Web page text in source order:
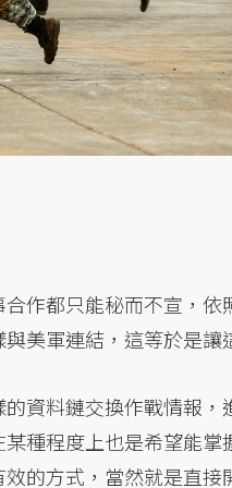
作都只能秘而不宣，
美軍連結，這等於是讓
資料鏈交換作戰情報
種程度上也是希望能
的方式，當然就是直接